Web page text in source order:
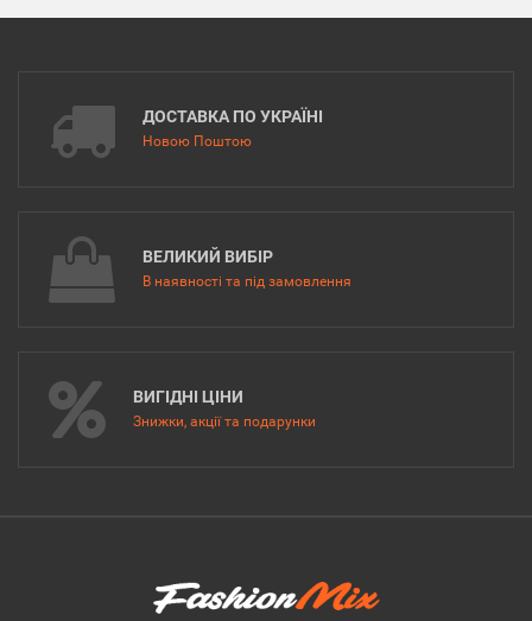
ДОСТАВКА ПО УКРАЇНІ
Новою Поштою
ВЕЛИКИЙ ВИБІР
В наявності та під замовлення
ВИГІДНІ ЦІНИ
Знижки, акції та подарунки